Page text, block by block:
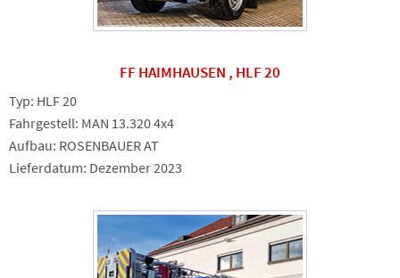
FF HAIMHAUSEN , HLF 20
Typ: HLF 20
Fahrgestell: MAN 13.320 4x4
Aufbau: ROSENBAUER AT
Lieferdatum: Dezember 2023